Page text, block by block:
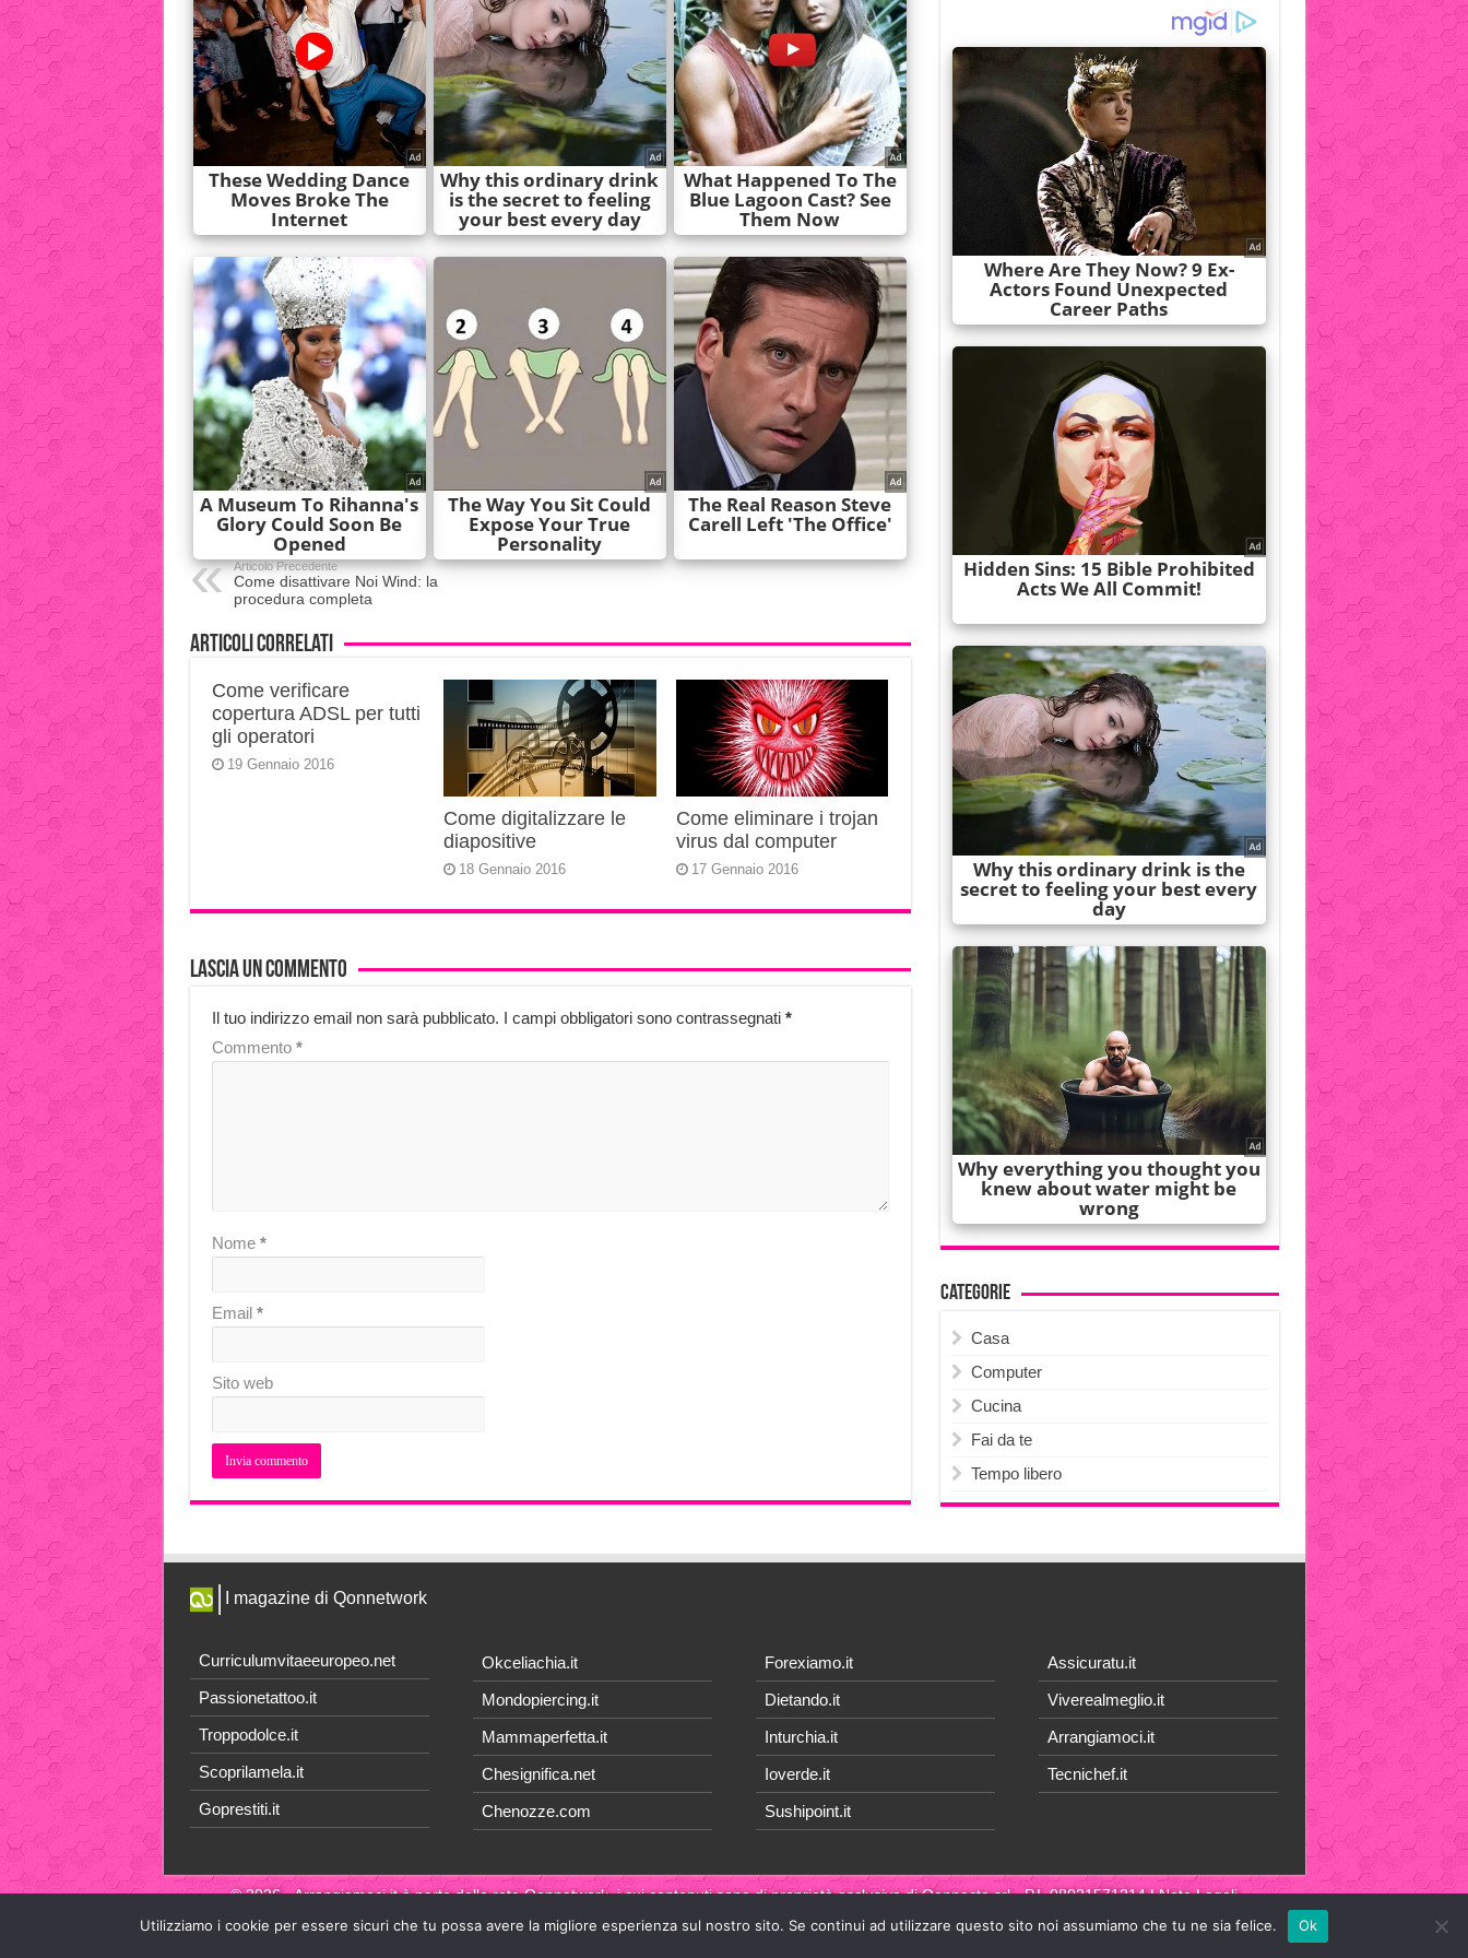
Articolo Precedente
Come disattivare Noi Wind: la
procedura completa
Articoli correlati
Come verificare
copertura ADSL per tutti
gli operatori
19 Gennaio 2016
Come digitalizzare le
diapositive
18 Gennaio 2016
Come eliminare i trojan
virus dal computer
17 Gennaio 2016
Lascia un commento
Il tuo indirizzo email non sarà pubblicato. I campi obbligatori sono contrassegnati *
Commento *
Nome *
Email *
Sito web
Categorie
Casa
Computer
Cucina
Fai da te
Tempo libero
I magazine di Qonnetwork
Curriculumvitaeeuropeo.net
Passionetattoo.it
Troppodolce.it
Scoprilamela.it
Goprestiti.it
Okceliachia.it
Mondopiercing.it
Mammaperfetta.it
Chesignifica.net
Chenozze.com
Forexiamo.it
Dietando.it
Inturchia.it
Ioverde.it
Sushipoint.it
Assicuratu.it
Viverealmeglio.it
Arrangiamoci.it
Tecnichef.it
© 2026 - Arrangiamoci.it è parte della rete Qonnetwork, i cui contenuti sono di proprietà esclusiva diQonnecta srl- P.I. 08021571214 |Note Legali
Utilizziamo i cookie per essere sicuri che tu possa avere la migliore esperienza sul nostro sito. Se continui ad utilizzare questo sito noi assumiamo che tu ne sia felice.
Ok